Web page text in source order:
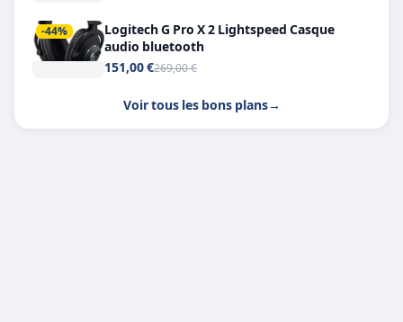
-44%
Logitech G Pro X 2 Lightspeed Casque
audio bluetooth
151,00 €269,00 €
Voir tous les bons plans→